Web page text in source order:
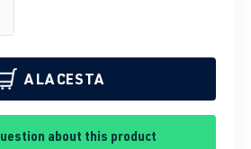
A LA CESTA
about this product